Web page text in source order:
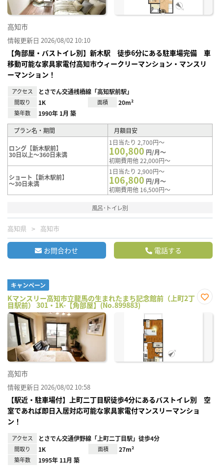
高知市
情報更新日 2026/08/02 10:10
【角部屋・バストイレ別】新木駅 徒歩6分にある駐車場完備 車
移動可能な家具家電付高知市ウィークリーマンション・マンスリ
ーマンション！
アクセス とさでん交通桟橋線「高知駅前駅」
間取り 1K 面積 20m²
築年数 1990年 1月 築
プラン名・期間 月額目安
ロング【新木駅前】
30日以上～360日未満
1日当たり 2,700円～
100,800 円/月～
初期費用他 22,000円～
ショート【新木駅前】
～30日未満
1日当たり 2,900円～
106,800 円/月～
初期費用他 16,500円～
風呂･トイレ別
高知県 高知市
お問合わせ 電話する
キャンペーン
Kマンスリー高知市立龍馬の生まれたまち記念館前（上町2丁
目駅前） 301・1K-【角部屋】(No.899883)
に入
高知市
情報更新日 2026/08/02 10:58
【駅近・駐車場付】上町二丁目駅徒歩4分にあるバストイレ別 空
室であれば即日入居対応可能な家具家電付マンスリーマンショ
ン！
アクセス とさでん交通伊野線「上町二丁目駅」徒歩4分
間取り 1K 面積 27m²
築年数 1995年 11月 築